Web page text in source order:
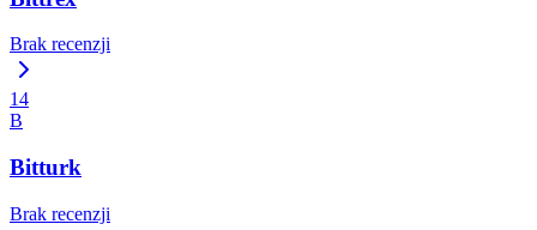
Brak recenzji
14
B
Bitturk
Brak recenzji